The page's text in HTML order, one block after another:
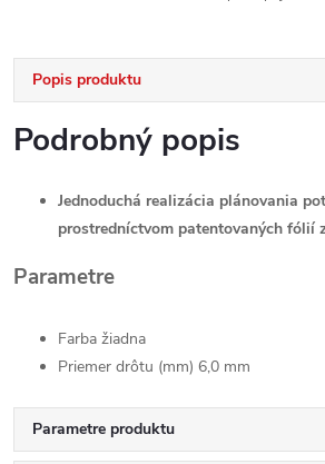
Popis produktu
Podrobný popis
Jednoduchá realizácia plánovania
prostredníctvom patentovaných fólií
Parametre
Farba žiadna
Priemer drôtu (mm) 6,0 mm
Parametre produktu